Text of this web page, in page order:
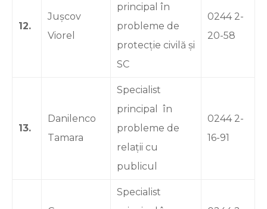
12.
Jușcov
Viorel
principal în
probleme de
protecție civilă și
SC
0244 2-
20-58
13.
Danilenco
Tamara
Specialist
principal în
probleme de
relații cu
publicul
0244 2-
16-91
Specialist